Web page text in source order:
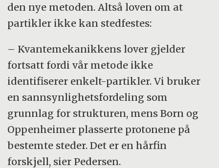
den nye metoden. Altså loven om at
partikler ikke kan stedfestes:
– Kvantemekanikkens lover gjelder
fortsatt fordi vår metode ikke
identifiserer enkelt-partikler. Vi bruker
en sannsynlighetsfordeling som
grunnlag for strukturen, mens Born og
Oppenheimer plasserte protonene på
bestemte steder. Det er en hårfin
forskjell, sier Pedersen.